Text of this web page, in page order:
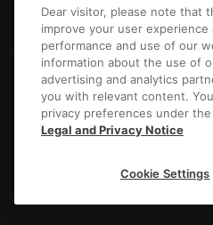
ImpressumAGBGewinnspiel AGB
EULAZahlung /
eingetragene Marken der
Dear visitor, please note that
improve your user experience
performance and use of our
information about the use of
advertising and analytics
you with relevant content.
privacy preferences under
Legal and Privacy Notice
Cookie Settings